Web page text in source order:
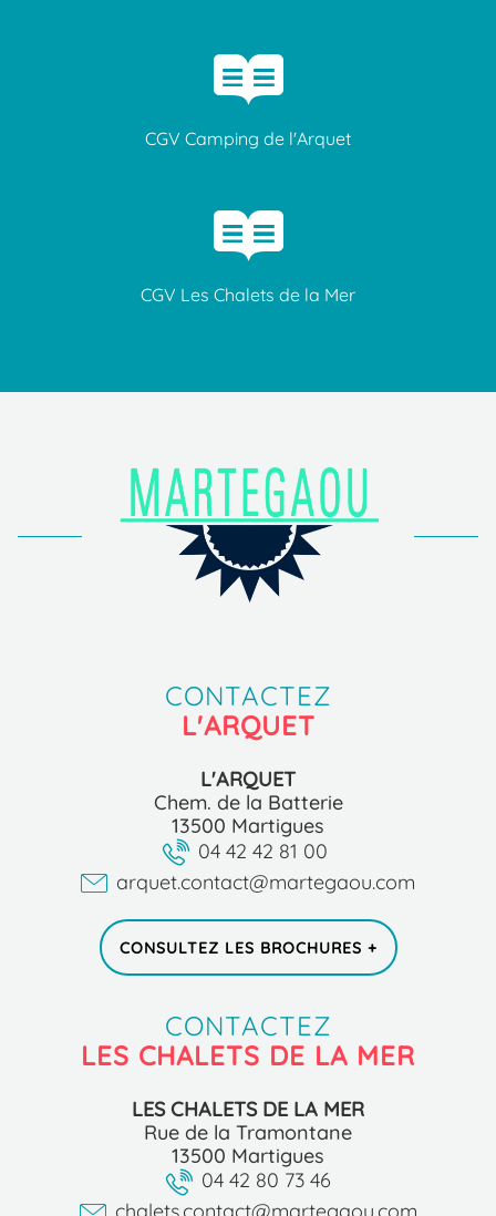
CGV Camping de l'Arquet
CGV Les Chalets de la Mer
CONTACTEZ
L'ARQUET
L'ARQUET
Chem. de la Batterie
13500 Martigues
04 42 42 81 00
arquet.contact@martegaou.com
CONSULTEZ LES BROCHURES +
CONTACTEZ
LES CHALETS DE LA MER
LES CHALETS DE LA MER
Rue de la Tramontane
13500 Martigues
04 42 80 73 46
chalets.contact@martegaou.com